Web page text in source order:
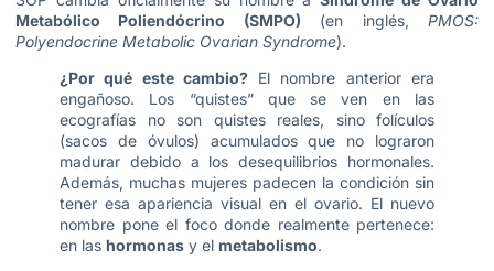
Metabólico Poliendócrino (SMPO) (en inglés,PMOS:
Polyendocrine Metabolic Ovarian Syndrome).
¿Por qué este cambio?El nombre anterior era
engañoso. Los “quistes” que se ven en las
ecografías no son quistes reales, sino folículos
(sacos de óvulos) acumulados que no lograron
madurar debido a los desequilibrios hormonales.
Además, muchas mujeres padecen la condición sin
tener esa apariencia visual en el ovario. El nuevo
nombre pone el foco donde realmente pertenece:
en las hormonas y el metabolismo.